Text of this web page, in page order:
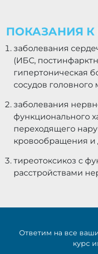
ПОКАЗАНИЯ
заболевания
(ИБС,
гипертоническая
сосудов головного
заболевания
функционального
переходящего
кровообращения и
тиреотоксикоз с
расстройствами
Ответим на все
курс